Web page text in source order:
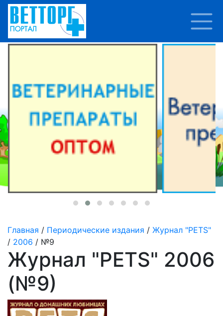
Главная / Периодические издания / Журнал "PETS"
/ 2006 / №9
Журнал "PETS" 2006
(№9)